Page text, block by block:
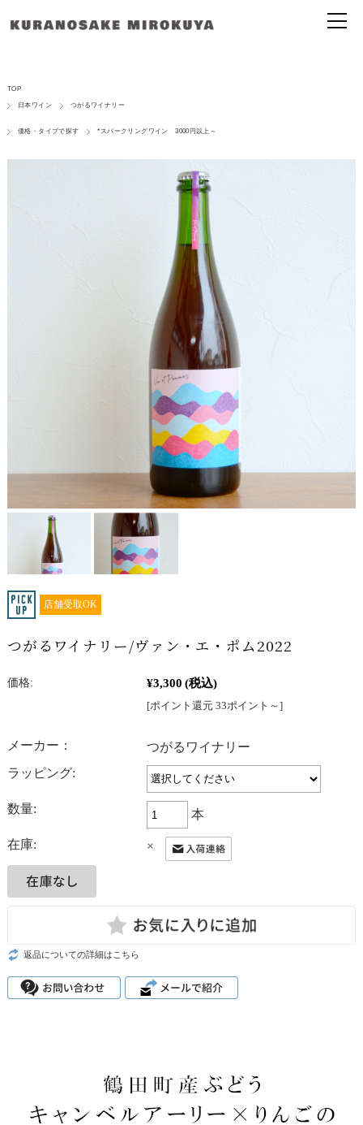
TOP
日本ワイン つがるワイナリー
価格・タイプで探す *スパークリングワイン 3000円以上～
店舗受取OK
つがるワイナリー/ヴァン・エ・ポム2022
価格: ¥3,300 (税込)
[ポイント還元 33ポイント～]
メーカー：
つがるワイナリー
ラッピング:
数量: 本
在庫: ×
返品についての詳細はこちら